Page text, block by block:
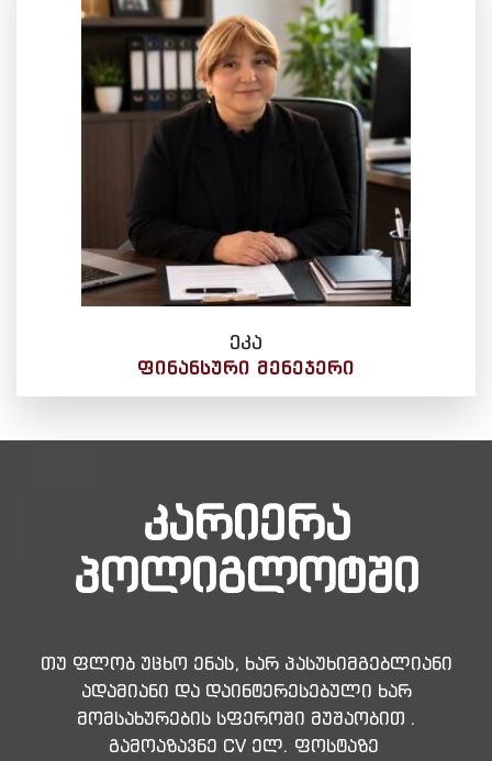
ეკა
ᲤᲘᲜᲐᲜᲡᲣᲠᲘ ᲛᲔᲜᲔᲯᲔᲠᲘ
კარიერა
პოლიგლოტში
თუ ფლობ უცხო ენას, ხარ პასუხიმგებლიანი
ადამიანი და დაინტერესებული ხარ
მომსახურების სფეროში მუშაობით .
გამოაზავნე CV ელ. ფოსტაზე